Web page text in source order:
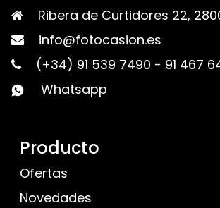
Ribera de Curtidores 22,
info@fotocasion.es
(+34) 91 539 7490 - 91 467
Whatsapp
Producto
Ofertas
Novedades